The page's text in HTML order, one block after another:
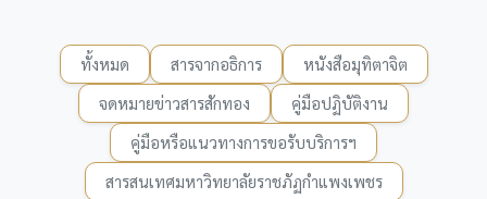
ทั้งหมด สารจากอธิการ
หนังสือมุทิตาจิต
จดหมายข่าวสารสักทอง
คู่มือปฏิบัติงาน
คู่มือหรือแนวทางการขอรับบริการฯ
สารสนเทศมหาวิทยาลัยราชภัฏกำแพงเพชร